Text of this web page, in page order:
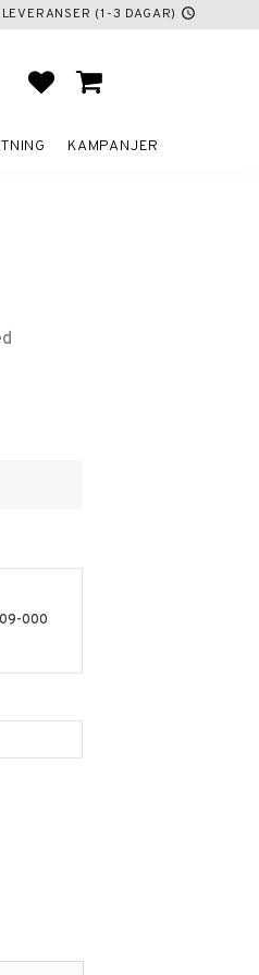
(1-3 DAGAR) schedule
FAVORITER
KUNDVAGN
KAMPANJER
000